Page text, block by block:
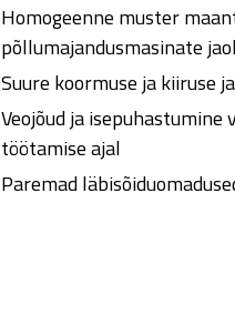
Homogeenne muster
põllumajandusmasinate
Suure koormuse ja kiiruse
Veojõud ja
töötamise ajal
Paremad